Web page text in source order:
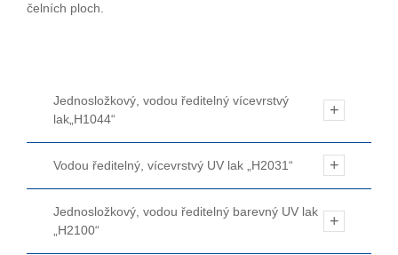
čelních ploch.
Jednosložkový, vodou ředitelný vícevrstvý
lak„H1044“
Vodou ředitelný, vícevrstvý UV lak „H2031“
Jednosložkový, vodou ředitelný barevný UV lak
„H2100“